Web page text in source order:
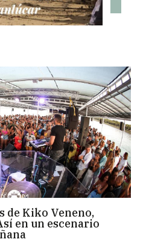
de Kiko Veneno,
en un escenario